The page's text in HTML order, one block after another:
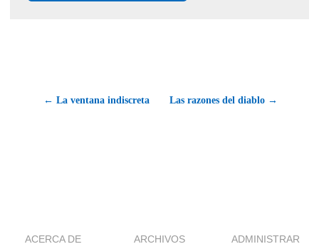
← La ventana indiscreta Las razones del diablo →
ACERCA DE ARCHIVOS ADMINISTRAR